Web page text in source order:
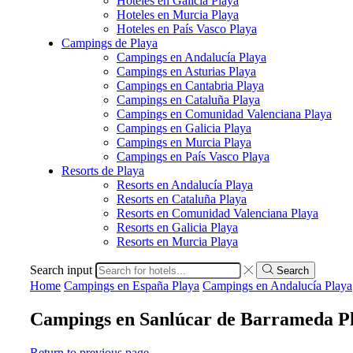
Hoteles en Murcia Playa
Hoteles en País Vasco Playa
Campings de Playa
Campings en Andalucía Playa
Campings en Asturias Playa
Campings en Cantabria Playa
Campings en Cataluña Playa
Campings en Comunidad Valenciana Playa
Campings en Galicia Playa
Campings en Murcia Playa
Campings en País Vasco Playa
Resorts de Playa
Resorts en Andalucía Playa
Resorts en Cataluña Playa
Resorts en Comunidad Valenciana Playa
Resorts en Galicia Playa
Resorts en Murcia Playa
Search input Search
Home Campings en España Playa Campings en Andalucía Playa
Campings en Sanlúcar de Barrameda